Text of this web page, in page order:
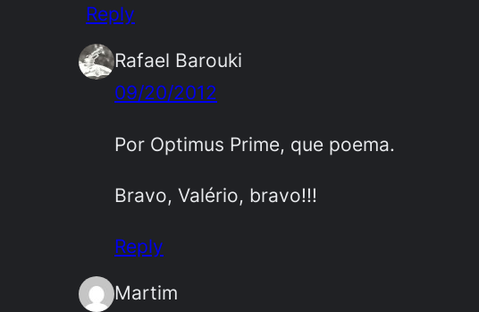
Reply
Rafael Barouki
09/20/2012
Por Optimus Prime, que poema.
Bravo, Valério, bravo!!!
Reply
Martim